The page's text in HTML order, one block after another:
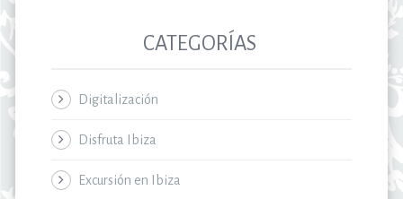
CATEGORÍAS
Digitalización
Disfruta Ibiza
Excursión en Ibiza